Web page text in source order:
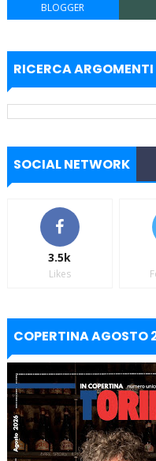
BLOGGER
RICERCA ARGOMENTI
SOCIAL NETWORK
3.5k
Likes
COPERTINA AGOSTO